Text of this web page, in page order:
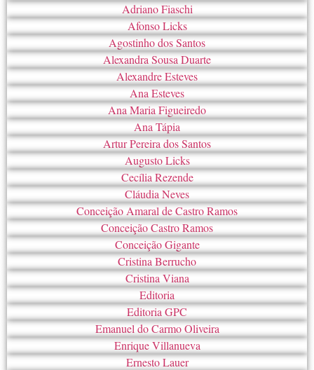
Adriano Fiaschi
Afonso Licks
Agostinho dos Santos
Alexandra Sousa Duarte
Alexandre Esteves
Ana Esteves
Ana Maria Figueiredo
Ana Tápia
Artur Pereira dos Santos
Augusto Licks
Cecília Rezende
Cláudia Neves
Conceição Amaral de Castro Ramos
Conceição Castro Ramos
Conceição Gigante
Cristina Berrucho
Cristina Viana
Editoria
Editoria GPC
Emanuel do Carmo Oliveira
Enrique Villanueva
Ernesto Lauer